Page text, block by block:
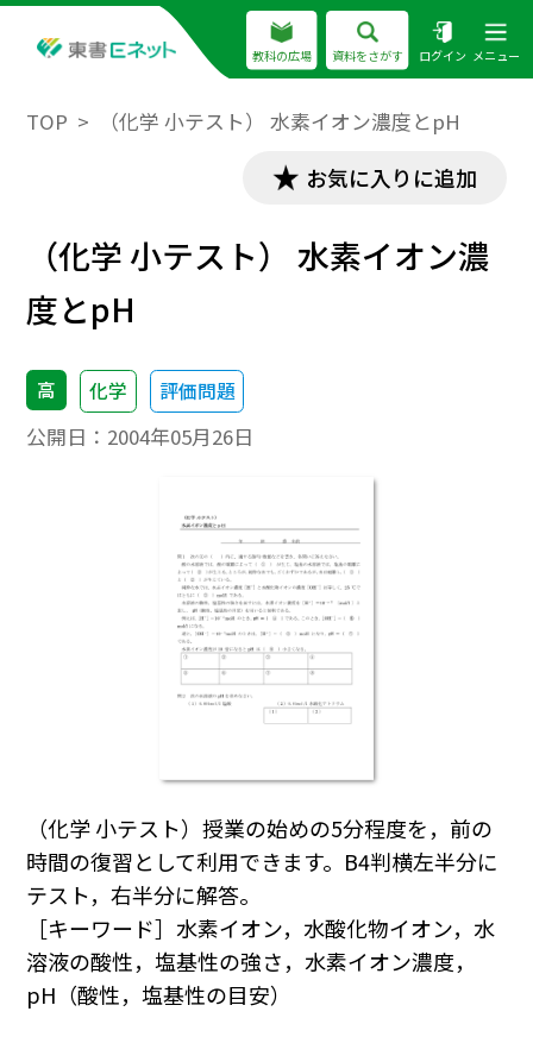
教科の広場 資料をさがす ログイン メニュー
TOP （化学 小テスト） 水素イオン濃度とpH
お気に入りに追加
（化学 小テスト） 水素イオン濃
度とpH
高 化学 評価問題
公開日： 2004年05月26日
（化学 小テスト）授業の始めの5分程度を，前の
時間の復習として利用できます。B4判横左半分に
テスト，右半分に解答。
［キーワード］水素イオン，水酸化物イオン，水
溶液の酸性，塩基性の強さ，水素イオン濃度，
pH（酸性，塩基性の目安）